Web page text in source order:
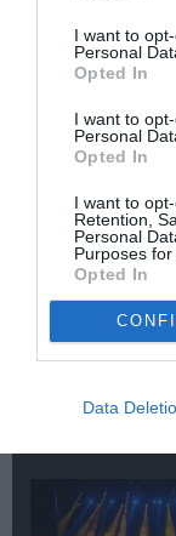
I want to
Personal
Opted In
I want to
Personal
Opted In
I want to
Retention,
Personal
Purposes for
Opted In
Data
Newsletter
Κάθε
την Τέχνη